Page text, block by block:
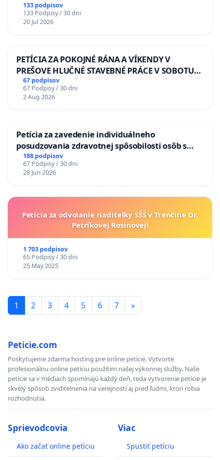
133 podpisov
133 Podpisy / 30 dni
20 Jul 2026
PETÍCIA ZA POKOJNÉ RÁNA A VÍKENDY V
PREŠOVE HLUČNÉ STAVEBNÉ PRÁCE V SOBOTU
LEN OD 9.00 DO 13.00 HOD., CEZ PRACOVNÝ
TÝŽDEŇ CIEĽ 8.00 – 18.00 HOD. A PRAVIDELNÁ
KONTROLA STAVBY C-AREA NA
67 podpisov
67 Podpisy / 30 dni
2 Aug 2026
Petícia za zavedenie individuálneho
posudzovania zdravotnej spôsobilosti osôb s
diabetom 1. a 2. typu pri prijímaní do
Policajného zboru SR
188 podpisov
67 Podpisy / 30 dni
28 Jun 2026
Petícia za odvolanie riaditeľky SŠŠ v Trenčíne Dr.
Petríkovej Rosinovej!
1 703 podpisov
65 Podpisy / 30 dni
25 May 2025
1 2 3 4 5 6 7 »
Peticie.com
Poskytujeme zdarma hosting pre online petície. Vytvorte
profesionálnu online petíciu použítím našej výkonnej služby. Naše
petície sa v médiach spomínajú každý deň, teda vytvorenie petície je
skvelý spôsob zviditelnenia na verejnosti aj pred ľudmi, ktorí robia
rozhodnutia.
Sprievodcovia
Ako začať online petíciu
Viac
Spustiť petíciu